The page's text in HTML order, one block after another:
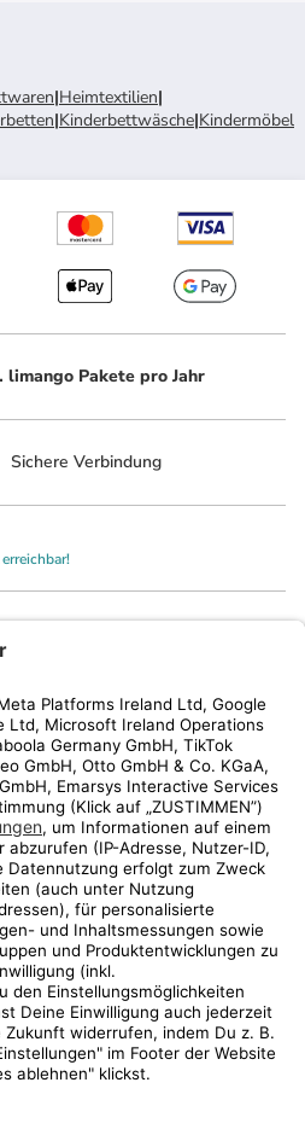
|Heimtextilien|
|Kinderbettwäsche|Kindermöbel
limango Pakete pro Jahr
Sichere Verbindung